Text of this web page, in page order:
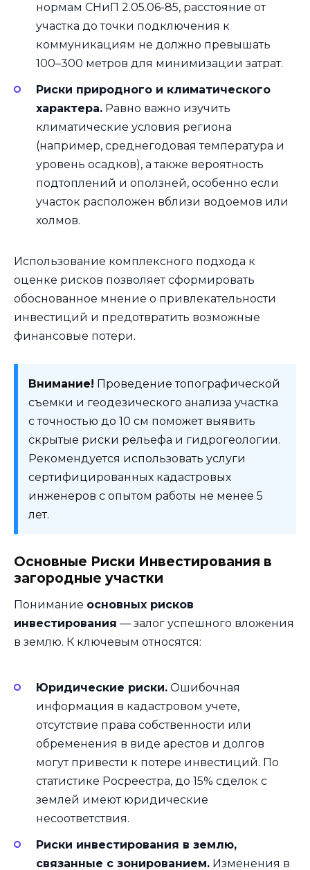
нормам СНиП 2.05.06-85, расстояние от
участка до точки подключения к
коммуникациям не должно превышать
100–300 метров для минимизации затрат.
Риски природного и климатического
характера. Равно важно изучить
климатические условия региона
(например, среднегодовая температура и
уровень осадков), а также вероятность
подтоплений и оползней, особенно если
участок расположен вблизи водоемов или
холмов.
Использование комплексного подхода к
оценке рисков позволяет сформировать
обоснованное мнение о привлекательности
инвестиций и предотвратить возможные
финансовые потери.
Внимание! Проведение топографической
съемки и геодезического анализа участка
с точностью до 10 см поможет выявить
скрытые риски рельефа и гидрогеологии.
Рекомендуется использовать услуги
сертифицированных кадастровых
инженеров с опытом работы не менее 5
лет.
Основные Риски Инвестирования в
загородные участки
Понимание основных рисков
инвестирования — залог успешного вложения
в землю. К ключевым относятся:
Юридические риски. Ошибочная
информация в кадастровом учете,
отсутствие права собственности или
обременения в виде арестов и долгов
могут привести к потере инвестиций. По
статистике Росреестра, до 15% сделок с
землей имеют юридические
несоответствия.
Риски инвестирования в землю,
связанные с зонированием. Изменения в